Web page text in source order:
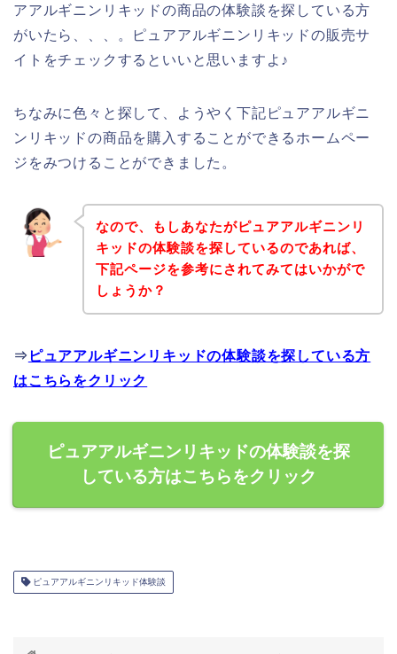
アアルギニンリキッドの商品の体験談を探している方
がいたら、、、。ピュアアルギニンリキッドの販売サ
イトをチェックするといいと思いますよ♪
ちなみに色々と探して、ようやく下記ピュアアルギニ
ンリキッドの商品を購入することができるホームペー
ジをみつけることができました。
なので、もしあなたがピュアアルギニンリ
キッドの体験談を探しているのであれば、
下記ページを参考にされてみてはいかがで
しょうか？
⇒ ピュアアルギニンリキッドの体験談を探している方
はこちらをクリック
ピュアアルギニンリキッドの体験談を探
している方はこちらをクリック
ピュアアルギニンリキッド体験談